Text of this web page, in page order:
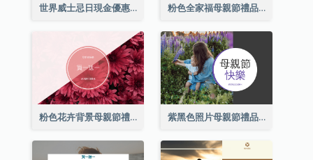
世界威士忌日現金優惠券 粉色全家福母親節禮品卡
粉色花卉背景母親節禮品卡 紫黑色照片母親節禮品卡